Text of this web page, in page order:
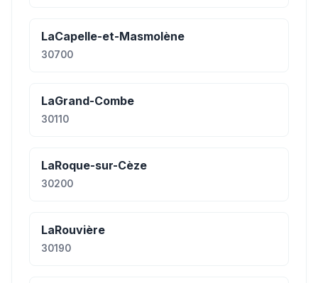
LaCapelle-et-Masmolène
30700
LaGrand-Combe
30110
LaRoque-sur-Cèze
30200
LaRouvière
30190